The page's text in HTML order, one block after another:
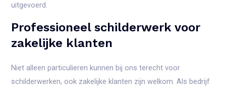
uitgevoerd.
Professioneel schilderwerk voor
zakelijke klanten
Niet alleen particulieren kunnen bij ons terecht voor
schilderwerken, ook zakelijke klanten zijn welkom. Als bedrijf